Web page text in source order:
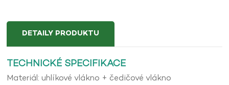
DETAILY PRODUKTU
TECHNICKÉ SPECIFIKACE
Materiál: uhlíkové vlákno + čedičové vlákno